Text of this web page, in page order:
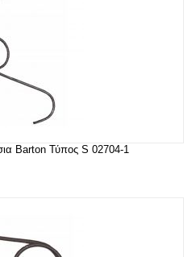
Barton Τύπος S 02704-1